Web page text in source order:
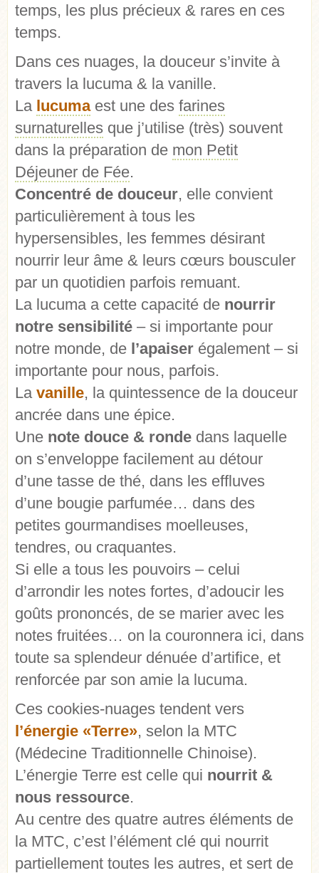
temps, les plus précieux & rares en ces
temps.
Dans ces nuages, la douceur s’invite à
travers la lucuma & la vanille.
La lucumaest une des farines
surnaturelles que j’utilise (très) souvent
dans la préparation de mon Petit
Déjeuner de Fée.
Concentré de douceur, elle convient
particulièrement à tous les
hypersensibles, les femmes désirant
nourrir leur âme & leurs cœurs bousculer
par un quotidien parfois remuant.
La lucuma a cette capacité de nourrir
notre sensibilité – si importante pour
notre monde, de l’apaiser également – si
importante pour nous, parfois.
La vanille, la quintessence de la douceur
ancrée dans une épice.
Une note douce & ronde dans laquelle
on s’enveloppe facilement au détour
d’une tasse de thé, dans les effluves
d’une bougie parfumée… dans des
petites gourmandises moelleuses,
tendres, ou craquantes.
Si elle a tous les pouvoirs – celui
d’arrondir les notes fortes, d’adoucir les
goûts prononcés, de se marier avec les
notes fruitées… on la couronnera ici, dans
toute sa splendeur dénuée d’artifice, et
renforcée par son amie la lucuma.
Ces cookies-nuages tendent vers
l’énergie «Terre», selon la MTC
(Médecine Traditionnelle Chinoise).
L’énergie Terre est celle qui nourrit &
nous ressource.
Au centre des quatre autres éléments de
la MTC, c’est l’élément clé qui nourrit
partiellement toutes les autres, et sert de